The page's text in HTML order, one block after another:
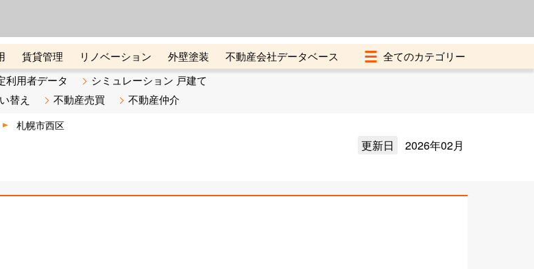
賃貸管理 リノベーション 外壁塗装
不動産会社データベース
ンマガジンBiz 不動産売却ご相談デスク
利用者データ
シミュレーション 戸建て
替え 不動産売買 不動産仲介
札幌市西区
更新日 2026年02月